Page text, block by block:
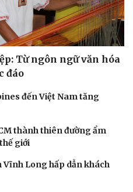
Từ ngôn ngữ văn hóa
đáo
đến Việt Nam tăng
thành thiên đường ẩm
giới
Long hấp dẫn khách